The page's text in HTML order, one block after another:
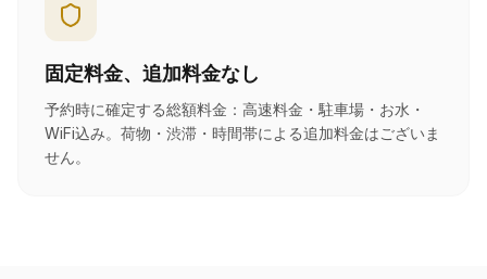
固定料金、追加料金なし
予約時に確定する総額料金：高速料金・駐車場・お水・
WiFi込み。荷物・渋滞・時間帯による追加料金はございま
せん。